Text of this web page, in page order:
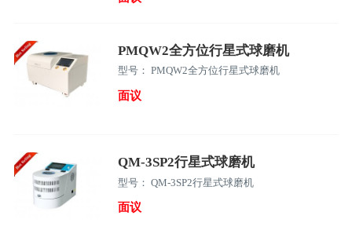
PMQW2全方位行星式球磨机
型号： PMQW2全方位行星式球磨机
面议
QM-3SP2行星式球磨机
型号： QM-3SP2行星式球磨机
面议